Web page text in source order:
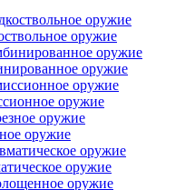
оружие
оружие
оружие
оружие
оружие